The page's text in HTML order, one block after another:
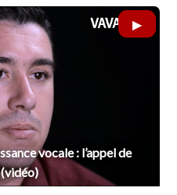
vocale : l’appel de